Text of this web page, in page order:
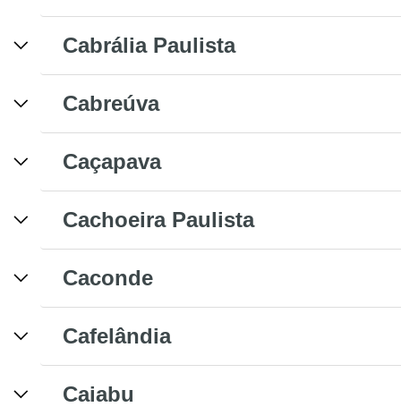
Cabrália Paulista
Cabreúva
Caçapava
Cachoeira Paulista
Caconde
Cafelândia
Caiabu